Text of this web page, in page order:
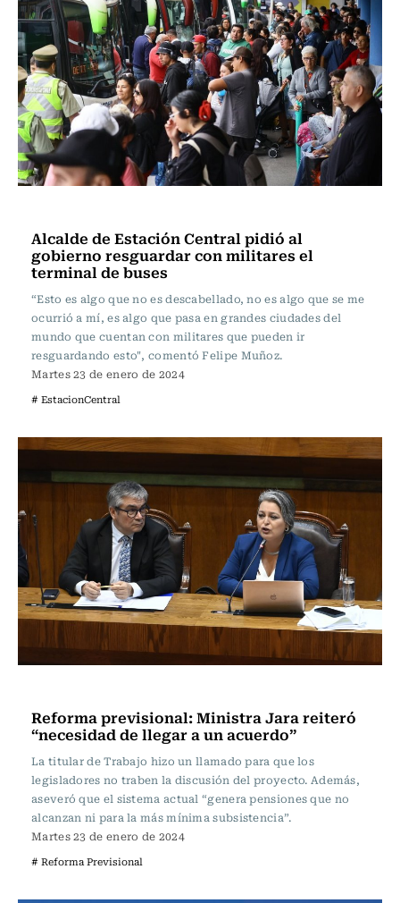
Alcalde de Estación Central pidió al
gobierno resguardar con militares el
terminal de buses
“Esto es algo que no es descabellado, no es algo que se me
ocurrió a mí, es algo que pasa en grandes ciudades del
mundo que cuentan con militares que pueden ir
resguardando esto", comentó Felipe Muñoz.
Martes 23 de enero de 2024
# EstacionCentral
Reforma previsional: Ministra Jara reiteró
“necesidad de llegar a un acuerdo”
La titular de Trabajo hizo un llamado para que los
legisladores no traben la discusión del proyecto. Además,
aseveró que el sistema actual “genera pensiones que no
alcanzan ni para la más mínima subsistencia”.
Martes 23 de enero de 2024
# Reforma Previsional